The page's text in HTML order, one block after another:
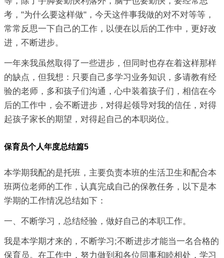
考，"为什么要这样做"，今天这件事我做的对不对等等，
常常反思一下自己的工作，以便在以后的工作中，更好改
进，不断进步。
一年来我虽然取得了一些进步，但同时也存在着这样那样
的缺点，但我想：只要自己多学习业务知识，多请教有经
验的老师，多和孩子们沟通，心中装着孩子们，相信在今
后的工作中，会不断进步，对得起领导对我的信任，对得
起孩子家长的期望，对得起自己的本职岗位。
保育员个人年度总结篇5
本学期我配的是托班，主要负责本班的生活卫生和配合本
班两位老师的工作，认真完成自己的保教任务，以下是本
学期的工作情况总结如下：
一、不断学习，总结经验，做好自己的本职工作。
我是本学期才来的，不断学习;不断进步才能当一名合格的
保育员。在工作中，努力做到和各位同事和睦相处，学习